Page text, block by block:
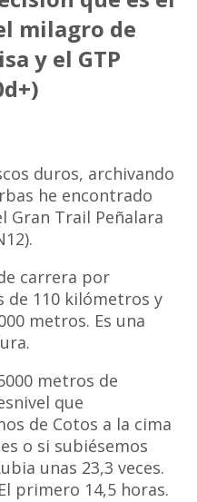
milagro de
y el GTP
duros, archivando
he encontrado
Gran Trail Peñalara
carrera por
de 110 kilómetros y
metros. Es una
metros de
que
de Cotos a la cima
o si subiésemos
unas 23,3 veces.
primero 14,5 horas.